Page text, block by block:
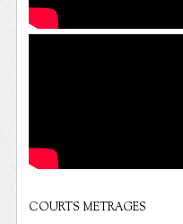
COURTS METRAGES